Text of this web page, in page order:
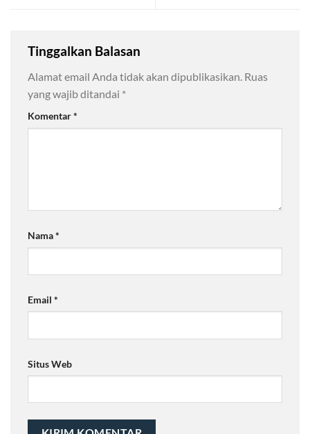
Tinggalkan Balasan
Alamat email Anda tidak akan dipublikasikan. Ruas
yang wajib ditandai *
Komentar*
Nama*
Email *
Situs Web